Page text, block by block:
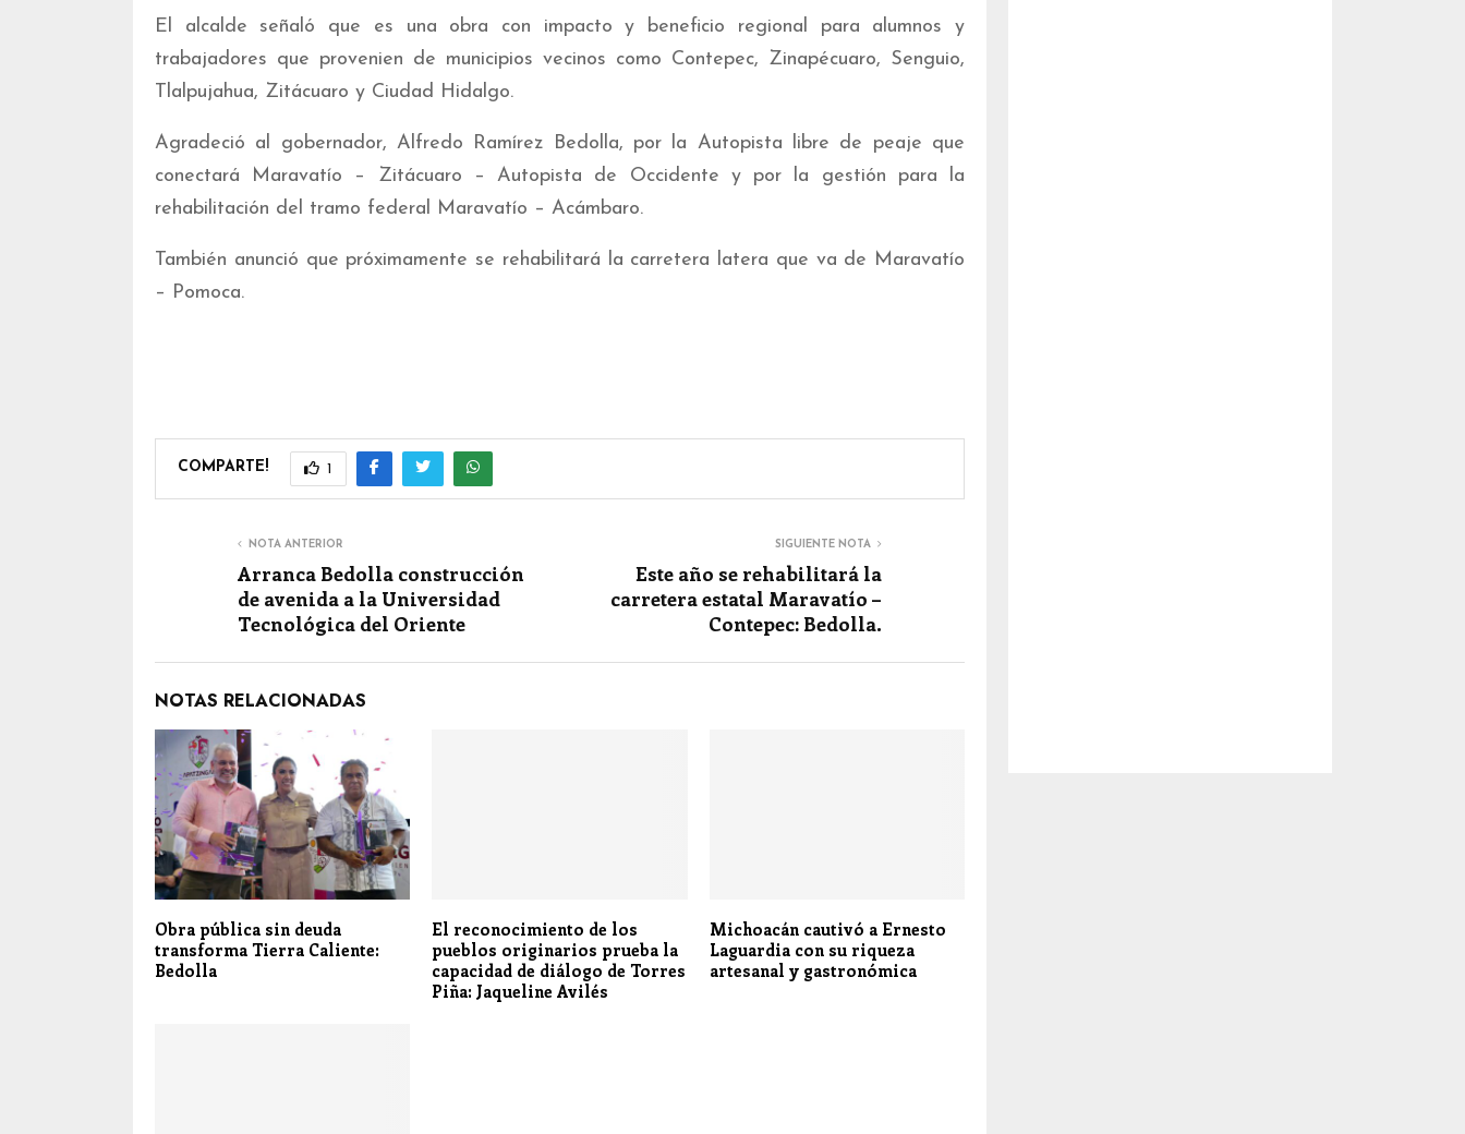
El alcalde señaló que es una obra con impacto y beneficio regional para alumnos y
trabajadores que provenien de municipios vecinos como Contepec, Zinapécuaro, Senguio,
Tlalpujahua, Zitácuaro y Ciudad Hidalgo.
Agradeció al gobernador, Alfredo Ramírez Bedolla, por la Autopista libre de peaje que
conectará Maravatío – Zitácuaro – Autopista de Occidente y por la gestión para la
rehabilitación del tramo federal Maravatío – Acámbaro.
También anunció que próximamente se rehabilitará la carretera latera que va de Maravatío
– Pomoca.
COMPARTE! 1
NOTA ANTERIOR
Arranca Bedolla construcción
de avenida a la Universidad
Tecnológica del Oriente
SIGUIENTE NOTA
Este año se rehabilitará la
carretera estatal Maravatío –
Contepec: Bedolla.
NOTAS RELACIONADAS
Obra pública sin deuda
transforma Tierra Caliente:
Bedolla
El reconocimiento de los
pueblos originarios prueba la
capacidad de diálogo de Torres
Piña: Jaqueline Avilés
Michoacán cautivó a Ernesto
Laguardia con su riqueza
artesanal y gastronómica